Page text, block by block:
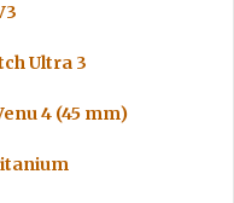
Ultra 3
4 (45 mm)